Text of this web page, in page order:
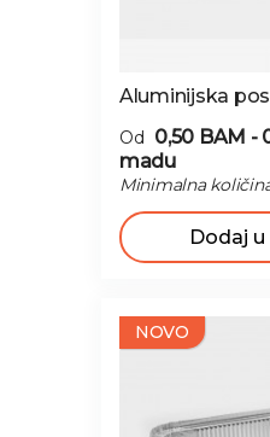
Aluminijska
Od 0,50 BAM -
madu
Minimalna
Dodaj
NOVO